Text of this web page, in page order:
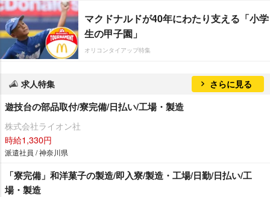
マクドナルドが40年にわたり支える「小学
生の甲子園」
オリコンタイアップ特集
求人特集 さらに見る
遊技台の部品取付/寮完備/日払い/工場・製造
株式会社ライオン社
時給1,330円
派遣社員 / 神奈川県
「寮完備」和洋菓子の製造/即入寮/製造・工場/日勤/日払い/工
場・製造